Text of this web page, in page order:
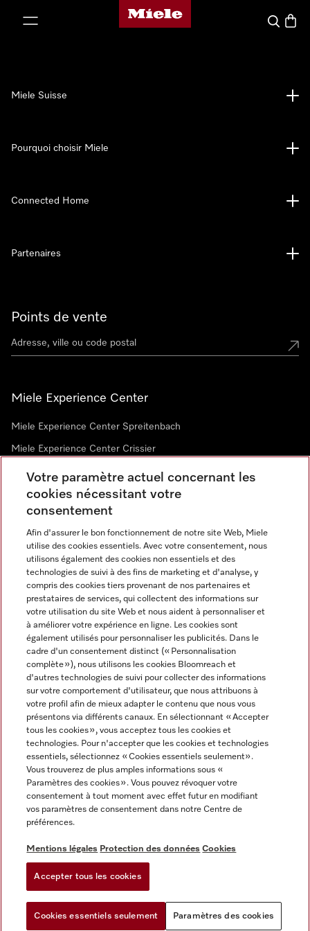
Page d'accueil de Miele
Search
Points de vente
Miele Experience Center
Miele Experience Center Spreitenbach
Miele Experience Center Crissier
Newsletter
Langue
FRANÇAIS
Miele Suisse
Pourquoi choisir Miele
Connected Home
Partenaires
Mentions légales
CGV
Protection des données
Paramètres des cookies
Miele sur Youtube
Votre paramètre actuel concernant les
cookies nécessitant votre
consentement
Afin d'assurer le bon fonctionnement de notre site Web, Miele
utilise des cookies essentiels. Avec votre consentement, nous
utilisons également des cookies non essentiels et des
technologies de suivi à des fins de marketing et d'analyse, y
compris des cookies tiers provenant de nos partenaires et
prestataires de services, qui collectent des informations sur
votre utilisation du site Web et nous aident à personnaliser et
à améliorer votre expérience en ligne. Les cookies sont
également utilisés pour personnaliser les publicités. Dans le
cadre d'un consentement distinct (« Personnalisation
complète »), nous utilisons les cookies Bloomreach et
d'autres technologies de suivi pour collecter des informations
sur votre comportement d'utilisateur, que nous attribuons à
votre profil afin de mieux adapter le contenu que nous vous
présentons via différents canaux. En sélectionnant « Accepter
tous les cookies », vous acceptez tous les cookies et
technologies. Pour n'accepter que les cookies et technologies
essentiels, sélectionnez « Cookies essentiels seulement».
Vous trouverez de plus amples informations sous «
Paramètres des cookies ». Vous pouvez révoquer votre
consentement à tout moment avec effet futur en modifiant
vos paramètres de consentement dans notre Centre de
préférences.
Mentions légales Protection des données Cookies
Accepter tous les cookies
Cookies essentiels seulement Paramètres des cookies